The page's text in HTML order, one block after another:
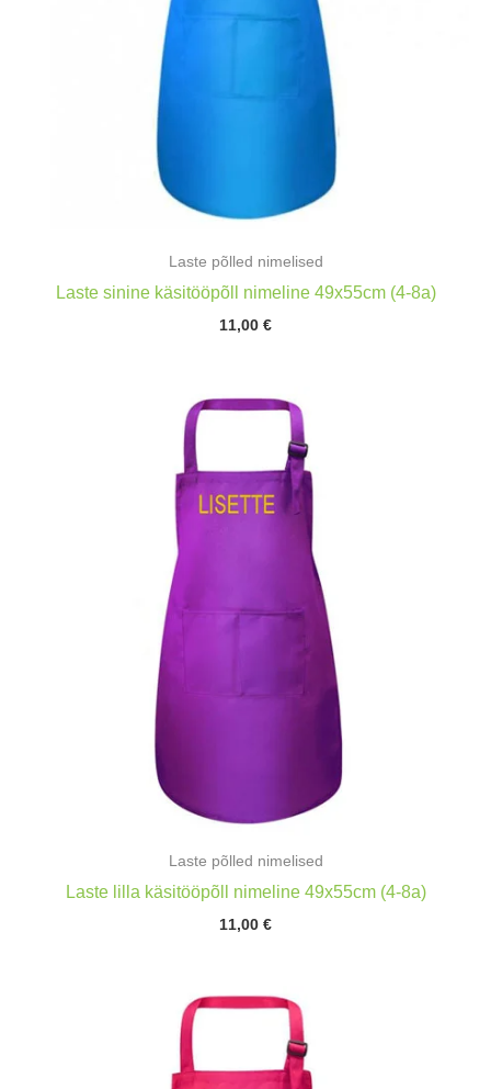
Laste põlled nimelised
Laste sinine käsitööpõll nimeline 49x55cm (4-8a)
11,00 €
Laste põlled nimelised
Laste lilla käsitööpõll nimeline 49x55cm (4-8a)
11,00 €